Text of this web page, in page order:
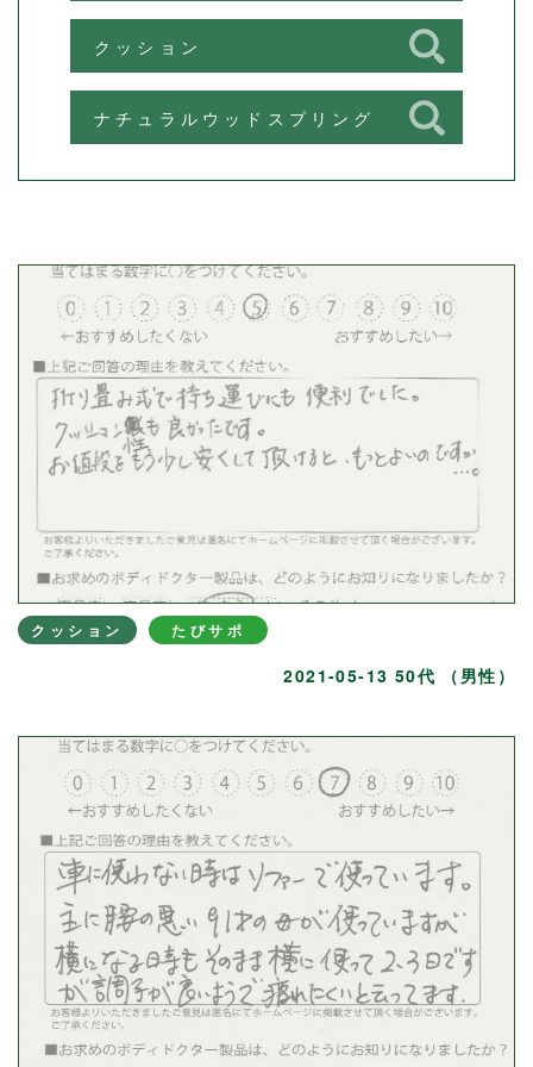
クッション
ナチュラルウッドスプリング
クッション たびサポ
2021-05-13 50代 （男性）